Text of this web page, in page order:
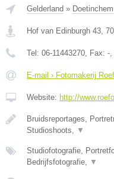
Gelderland » Doetinchem
Hof van Edinburgh 43
Tel: 06-11443270 , Fax: -
E-mail › Fotomakerij
Website: http://
Bruidsreportages,
Studioshoots,
▼
Studiofotografie,
Bedrijfsfotografie,
▼